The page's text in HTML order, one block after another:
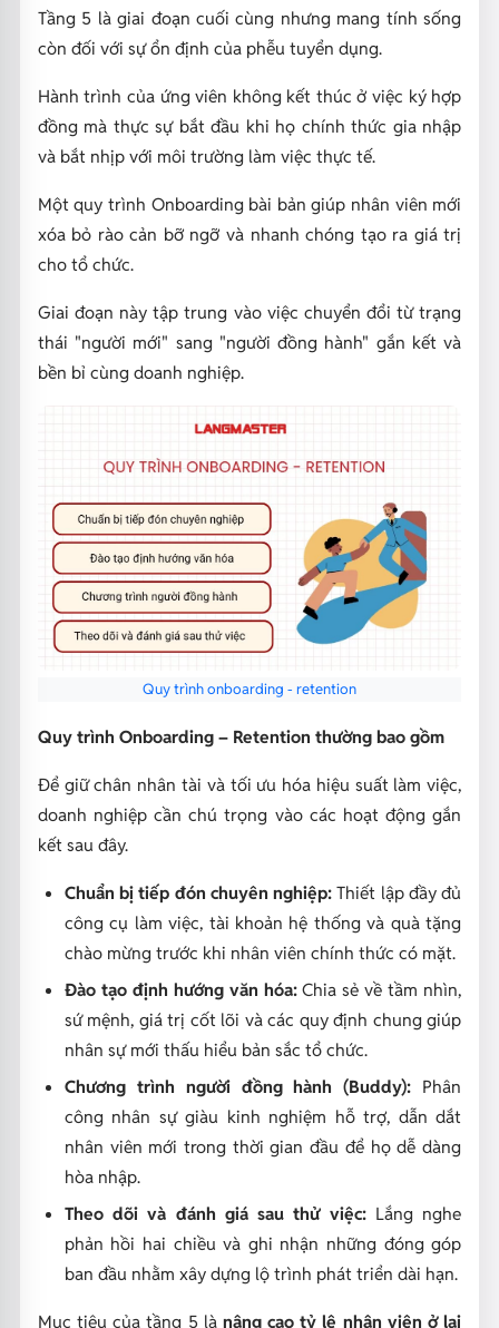
Tầng 5 là giai đoạn cuối cùng nhưng mang tính sống
còn đối với sự ổn định của phễu tuyển dụng.
Hành trình của ứng viên không kết thúc ở việc ký hợp
đồng mà thực sự bắt đầu khi họ chính thức gia nhập
và bắt nhịp với môi trường làm việc thực tế.
Một quy trình Onboarding bài bản giúp nhân viên mới
xóa bỏ rào cản bỡ ngỡ và nhanh chóng tạo ra giá trị
cho tổ chức.
Giai đoạn này tập trung vào việc chuyển đổi từ trạng
thái "người mới" sang "người đồng hành" gắn kết và
bền bỉ cùng doanh nghiệp.
Quy trình onboarding - retention
Quy trình Onboarding – Retention thường bao gồm
Để giữ chân nhân tài và tối ưu hóa hiệu suất làm việc,
doanh nghiệp cần chú trọng vào các hoạt động gắn
kết sau đây.
Chuẩn bị tiếp đón chuyên nghiệp: Thiết lập đầy đủ
công cụ làm việc, tài khoản hệ thống và quà tặng
chào mừng trước khi nhân viên chính thức có mặt.
Đào tạo định hướng văn hóa:Chia sẻ về tầm nhìn,
sứ mệnh, giá trị cốt lõi và các quy định chung giúp
nhân sự mới thấu hiểu bản sắc tổ chức.
Chương trình người đồng hành (Buddy): Phân
công nhân sự giàu kinh nghiệm hỗ trợ, dẫn dắt
nhân viên mới trong thời gian đầu để họ dễ dàng
hòa nhập.
Theo dõi và đánh giá sau thử việc:Lắng nghe
phản hồi hai chiều và ghi nhận những đóng góp
ban đầu nhằm xây dựng lộ trình phát triển dài hạn.
Mục tiêu của tầng 5 lànâng cao tỷ lệ nhân viên ở lại